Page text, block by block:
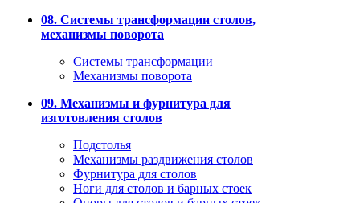
08. Системы трансформации столов,
механизмы поворота
Системы трансформации
Механизмы поворота
09. Механизмы и фурнитура для
изготовления столов
Подстолья
Механизмы раздвижения столов
Фурнитура для столов
Ноги для столов и барных стоек